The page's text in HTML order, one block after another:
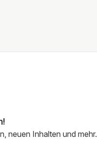
neuen Inhalten und mehr.